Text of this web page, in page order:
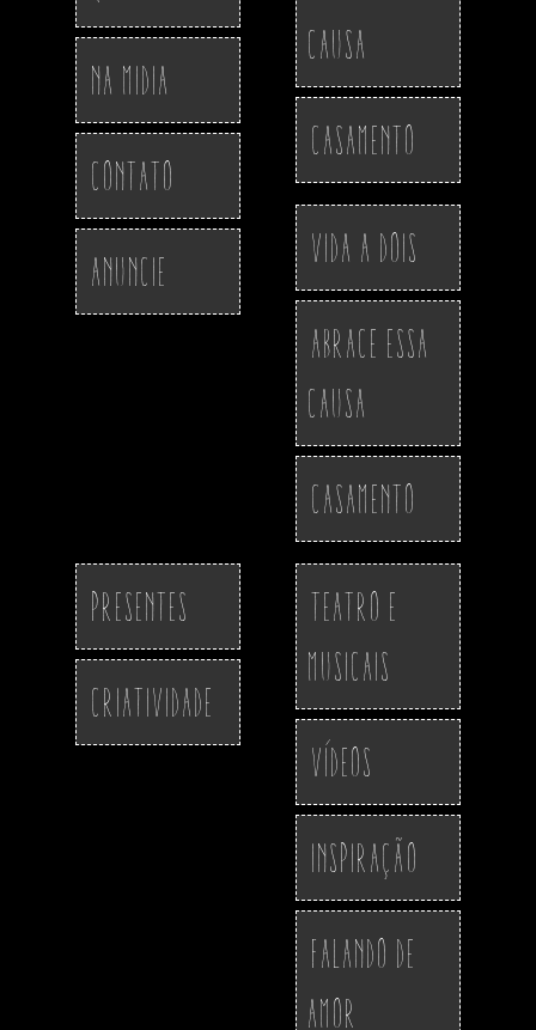
Na Midia
Contato
Anuncie
Causa
Casamento
Vida a Dois
Abrace essa
Causa
Casamento
Presentes
Criatividade
Teatro e
Musicais
Vídeos
Inspiração
Falando de
Amor